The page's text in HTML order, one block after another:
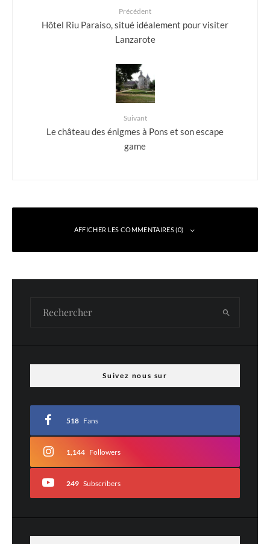
Précédent
Hôtel Riu Paraiso, situé idéalement pour visiter
Lanzarote
Suivant
Le château des énigmes à Pons et son escape
game
AFFICHER LES COMMENTAIRES (0)
Votre adresse e-mail ne sera pas publiée.
Les champs obligatoires sont indiqués
Suivez nous sur
518 Fans
1,144 Followers
249 Subscribers